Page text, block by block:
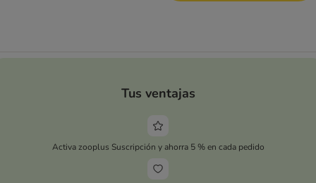
Tus ventajas
Activa zooplus Suscripción y ahorra 5 % en cada pedido